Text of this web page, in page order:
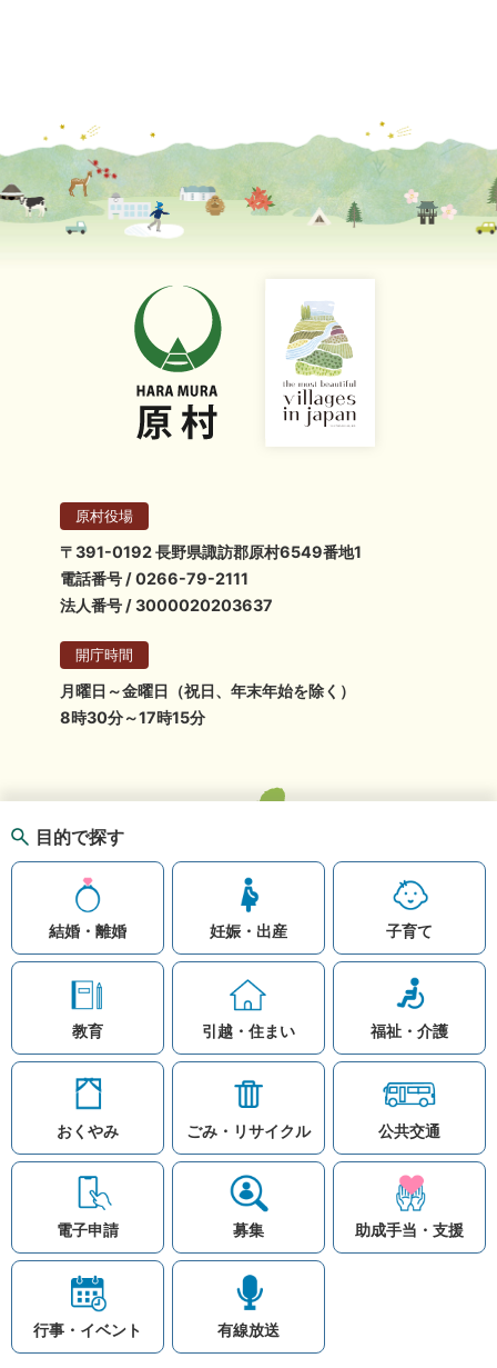
知りたい情報を検索
注目ワード
公共交通
入札
高齢者福祉 補助金
目的で探す
結婚・離婚 妊娠・出産 子育て
教育 引越・住まい 福祉・介護
おくやみ ごみ・リサイクル 公共交通
電子申請 募集 助成手当・支援
行事・イベント 有線放送
原村役場
〒391-0192 長野県諏訪郡原村6549番地1
電話番号 / 0266-79-2111
法人番号 / 3000020203637
開庁時間
月曜日～金曜日（祝日、年末年始を除く）
8時30分～17時15分
お問い合わせ
リンク集
このホームページ
著作権と免責事項につ
プライバシーポリシー
© Village Hara